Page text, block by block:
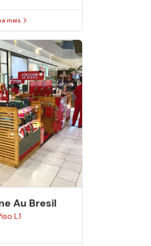
mais
Au Bresil
L1